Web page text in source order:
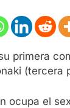
primera
ocupa el